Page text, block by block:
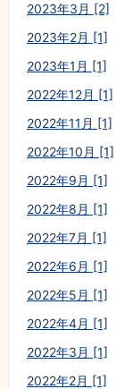
2023年3月 [2]
2023年2月 [1]
2023年1月 [1]
2022年12月 [1]
2022年11月 [1]
2022年10月 [1]
2022年9月 [1]
2022年8月 [1]
2022年7月 [1]
2022年6月 [1]
2022年5月 [1]
2022年4月 [1]
2022年3月 [1]
2022年2月 [1]